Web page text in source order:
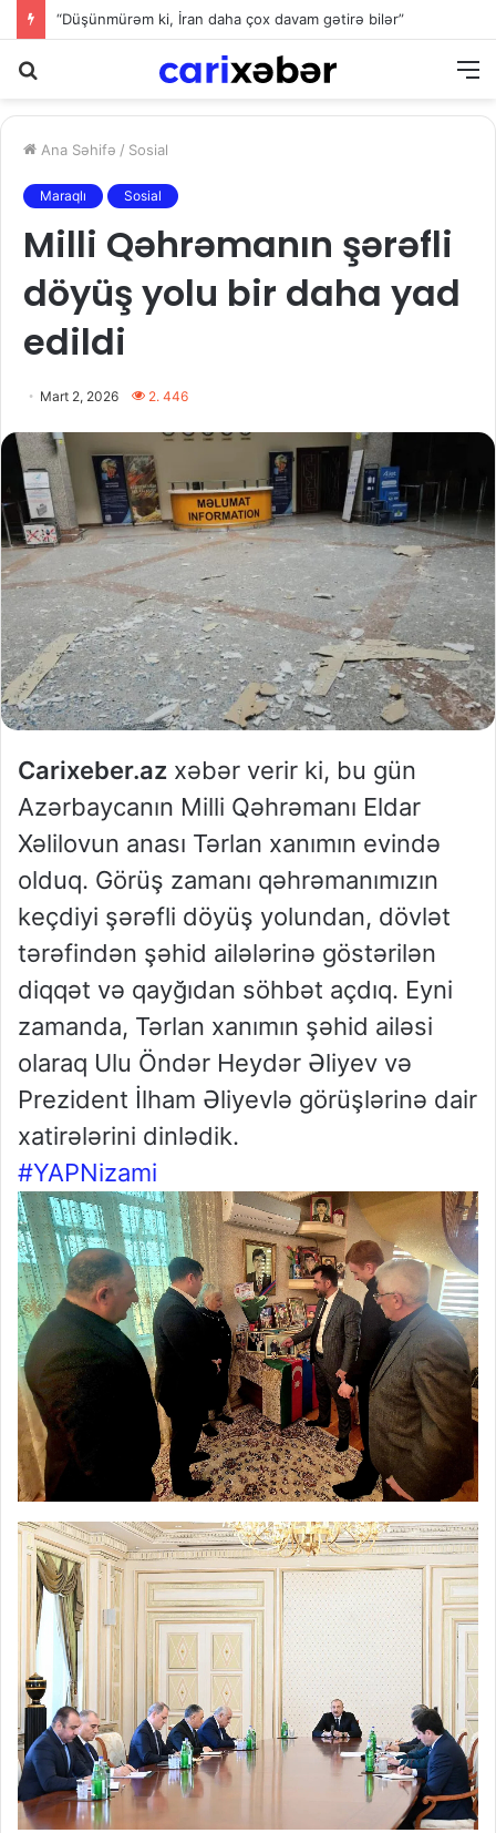
“Düşünmürəm ki, İran daha çox davam gətirə bilər”
Ana Səhifə / Sosial
Maraqlı Sosial
Milli Qəhrəmanın şərəfli
döyüş yolu bir daha yad
edildi
Mart 2, 2026 2. 446
Carixeber.az xəbər verir ki, bu gün
Azərbaycanın Milli Qəhrəmanı Eldar
Xəlilovun anası Tərlan xanımın evində
olduq. Görüş zamanı qəhrəmanımızın
keçdiyi şərəfli döyüş yolundan, dövlət
tərəfindən şəhid ailələrinə göstərilən
diqqət və qayğıdan söhbət açdıq. Eyni
zamanda, Tərlan xanımın şəhid ailəsi
olaraq Ulu Öndər Heydər Əliyev və
Prezident İlham Əliyevlə görüşlərinə dair
xatirələrini dinlədik.
#YAPNizami